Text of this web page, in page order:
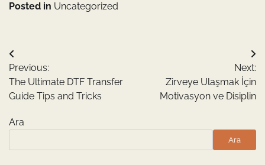
Posted in Uncategorized
Yazı
gezinmesi
Previous:
The Ultimate DTF Transfer
Guide Tips and Tricks
Next:
Zirveye Ulaşmak İçin
Motivasyon ve Disiplin
Ara
Ara